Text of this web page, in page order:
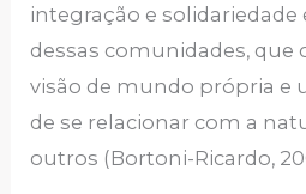
integração e
dessas comunidades,
visão de mundo própria e
de se relacionar com a
outros (Bortoni-Ricardo,